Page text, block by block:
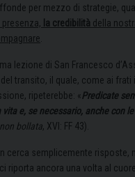
per mezzo di strategie,
la credibilità della
.
lezione di San Francesco
del transito, il quale, come ai frati
ripeterebbe: «Predicate
e, se necessario, anche con
bollata, XVI: FF 43).
cerca semplicemente risposte,
riporta ancora una volta al